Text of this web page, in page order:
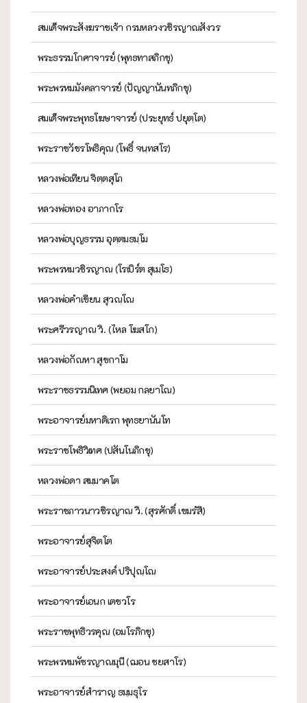
สมเด็จพระสังฆราชเจ้า กรมหลวงวชิรญาณสังวร
พระธรรมโกศาจารย์ (พุทธทาสภิกขุ)
พระพรหมมังคลาจารย์ (ปัญญานันทภิกขุ)
สมเด็จพระพุทธโฆษาจารย์ (ประยุทธ์ ปยุตฺโต)
พระราชวัชรโพธิคุณ (โพธิ์ จนฺทสโร)
หลวงพ่อเทียน จิตฺตสุโภ
หลวงพ่อทอง อาภากโร
หลวงพ่อบุญธรรม อุตฺตมธมฺโม
พระพรหมวชิรญาณ (โรเบิร์ต สุเมโธ)
หลวงพ่อคำเขียน สุวณฺโณ
พระศรีวรญาณ วิ. (ไหล โฆสโก)
หลวงพ่อกัณหา สุขกาโม
พระราชธรรมนิเทศ (พยอม กลฺยาโณ)
พระอาจารย์มหาดิเรก พุทธยานันโท
พระราชโพธิวิเทศ (ปสันโนภิกขุ)
หลวงพ่อดา สมฺมาคโต
พระราชภาวนาวชิรญาณ วิ. (สุรศักดิ์ เขมรํสี)
พระอาจารย์สุจิตโต
พระอาจารย์ประสงค์ ปริปุณฺโณ
พระอาจารย์เอนก เตชวโร
พระราชพุทธิวรคุณ (อมโรภิกขุ)
พระพรหมพัชรญาณมุนี (ฌอน ชยสาโร)
พระอาจารย์สำราญ ธมฺมธุโร